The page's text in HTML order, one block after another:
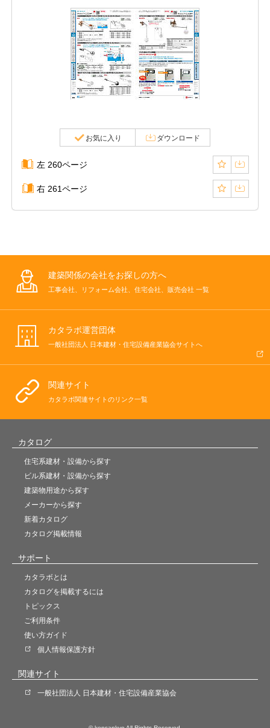
お気に入り ダウンロード
左 260ページ
右 261ページ
建築関係の会社をお探しの方へ
工事会社、リフォーム会社、住宅会社、販売会社 一覧
カタラボ運営団体
一般社団法人 日本建材・住宅設備産業協会サイトへ
関連サイト
カタラボ関連サイトのリンク一覧
カタログ
住宅系建材・設備から探す
ビル系建材・設備から探す
建築物用途から探す
メーカーから探す
新着カタログ
カタログ掲載情報
サポート
カタラボとは
カタログを掲載するには
トピックス
ご利用条件
使い方ガイド
個人情報保護方針
関連サイト
一般社団法人 日本建材・住宅設備産業協会